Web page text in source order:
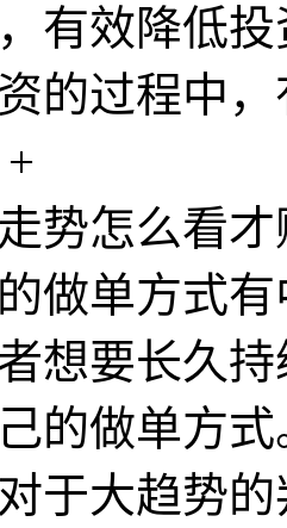
有效降低
的过程中
势怎么看
做单方式
想要长久
的做单方
于大趋势